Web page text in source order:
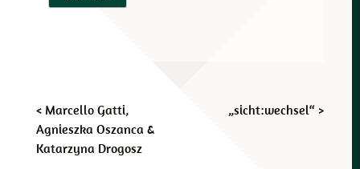
Beitragsnavigation
< Marcello Gatti,
Agnieszka Oszanca &
Katarzyna Drogosz
„sicht:wechsel“ >